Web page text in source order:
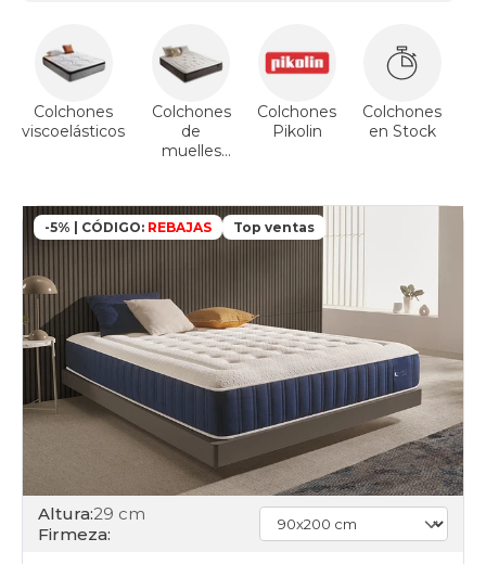
Colchones
viscoelásticos
Colchones
de
muelles
Colchones
Pikolin
Colchones
en Stock
-5% | CÓDIGO: REBAJAS Top ventas
Altura:29 cm
Firmeza: